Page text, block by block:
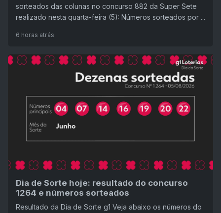
sorteados das colunas no concurso 882 da Super Sete
realizado nesta quarta-feira (5): Números sorteados por ...
6 horas atrás
Dia de Sorte hoje: resultado do concurso
1264 e números sorteados
Resultado da Dia de Sorte g1 Veja abaixo os números do